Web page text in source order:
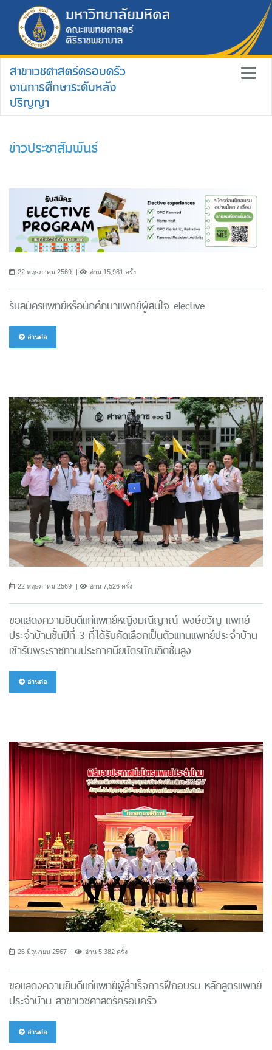
สาขาเวชศาสตร์ครอบครัว
งานการศึกษาระดับหลัง
ปริญญา
ข่าวประชาสัมพันธ์
22 พฤษภาคม 2569 อ่าน 15,981 ครั้ง
รับสมัครแพทย์หรือนักศึกษาแพทย์ผู้สนใจ elective
อ่านต่อ
22 พฤษภาคม 2569 อ่าน 7,526 ครั้ง
ขอแสดงความยินดีแก่แพทย์หญิงมณีญาณ์ พงษ์ขวัญ แพทย์
ประจำบ้านชั้นปีที่ 3 ที่ได้รับคัดเลือกเป็นตัวแทนแพทย์ประจำบ้าน
เข้ารับพระราชทานประกาศนียบัตรบัณฑิตชั้นสูง
อ่านต่อ
26 มิถุนายน 2567 อ่าน 5,382 ครั้ง
ขอแสดงความยินดีแก่แพทย์ผู้สำเร็จการฝึกอบรม หลักสูตรแพทย์
ประจำบ้าน สาขาเวชศาสตร์ครอบครัว
อ่านต่อ